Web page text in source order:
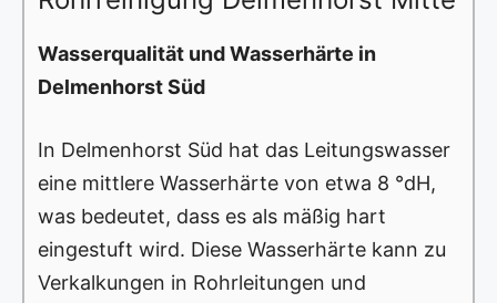
Wasserqualität und Wasserhärte in
Delmenhorst Süd
In Delmenhorst Süd hat das Leitungswasser
eine mittlere Wasserhärte von etwa 8 °dH,
was bedeutet, dass es als mäßig hart
eingestuft wird. Diese Wasserhärte kann zu
Verkalkungen in Rohrleitungen und